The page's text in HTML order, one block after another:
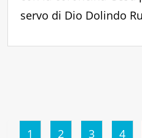
servo di Dio Dolindo
1 2 3 4